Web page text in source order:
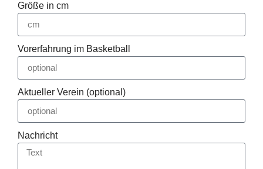
Größe in cm
Vorerfahrung im Basketball
Aktueller Verein (optional)
Nachricht